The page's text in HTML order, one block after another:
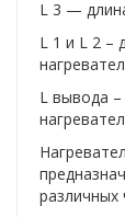
L 3 —
L 1 и L 2 –
L вывода
различных